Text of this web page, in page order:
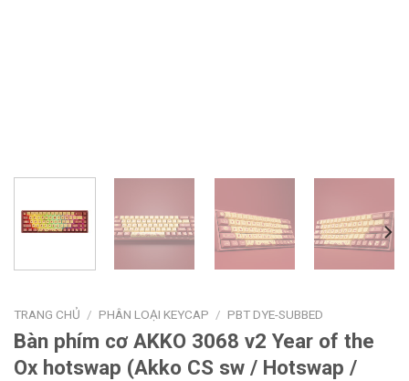
TRANG CHỦ / PHÂN LOẠI KEYCAP / PBT DYE-SUBBED
Bàn phím cơ AKKO 3068 v2 Year of the
Ox hotswap (Akko CS sw / Hotswap /